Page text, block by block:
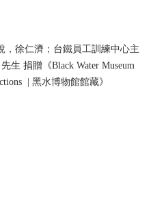
，徐仁濟；台鐵員工訓練中心主
生 捐贈《Black Water Museum
| 黑水博物館館藏》